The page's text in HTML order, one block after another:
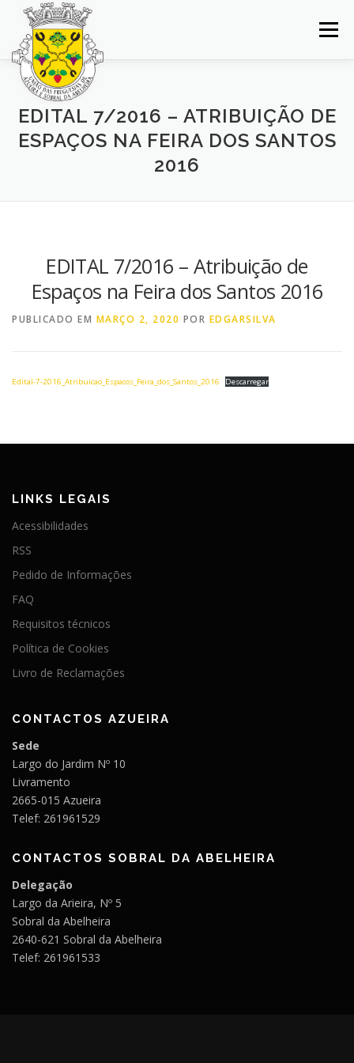
Saltar
conteúdo
Menu
INÍCIO JUNTA DE FREGUESIA
BALCÃO VIRTUAL NOTÍCIAS MAPA
EDITAL 7/2016 – ATRIBUIÇÃO DE
ESPAÇOS NA FEIRA DOS SANTOS
2016
EDITAL 7/2016 – Atribuição de
Espaços na Feira dos Santos 2016
PUBLICADO EM MARÇO 2, 2020 POR EDGARSILVA
Edital-7-2016_Atribuicao_Espacos_Feira_dos_Santos_2016 Descarregar
LINKS LEGAIS
Acessibilidades
RSS
Pedido de Informações
FAQ
Requisitos técnicos
Política de Cookies
Livro de Reclamações
CONTACTOS AZUEIRA
Sede
Largo do Jardim Nº 10
Livramento
2665-015 Azueira
Telef: 261961529
CONTACTOS SOBRAL DA ABELHEIRA
Delegação
Largo da Arieira, Nº 5
Sobral da Abelheira
2640-621 Sobral da Abelheira
Telef: 261961533